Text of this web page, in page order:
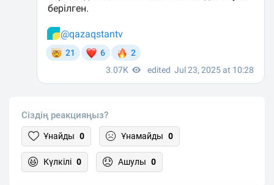
Сіздің реакцияңыз?
Ұнайды 0 Ұнамайды 0
Күлкілі 0 Ашулы 0